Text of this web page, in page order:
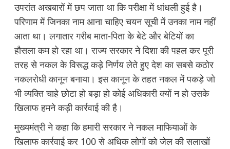
उपरांत अखबारों में छप जाता था कि परीक्षा में धांधली हुई है।
परिणाम में जिनका नाम आना चाहिए चयन सूची में उनका नाम नहीं
आता था। लगातार गरीब माता-पिता के बेटे और बेटियों का
हौसला कम हो रहा था। राज्य सरकार ने दिशा की पहल कर पूरी
तरह से नकल के विरूद्ध कड़े निर्णय लेते हुए देश का सबसे कठोर
नकलरोधी कानून बनाया। इस कानून के तहत नकल में पकड़े जो
भी व्यक्ति चाहे छोटा हो बड़ा हो कोई अधिकारी क्यों न हो उसके
खिलाफ हमने कड़ी कार्रवाई की है।
मुख्यमंत्री ने कहा कि हमारी सरकार ने नकल माफियाओं के
खिलाफ कार्रवाई कर 100 से अधिक लोगों को जेल की सलाखों